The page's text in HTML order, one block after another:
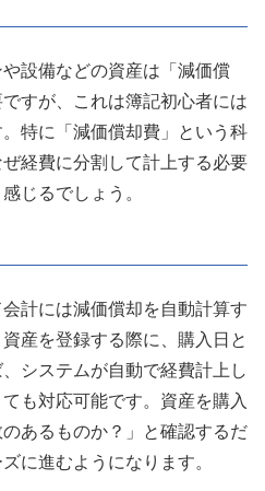
設備などの資産は「減価償
すが、これは簿記初心者には
特に「減価償却費」という科
経費に分割して計上する必要
じるでしょう。
計には減価償却を自動計算す
産を登録する際に、購入日と
システムが自動で経費計上し
も対応可能です。資産を購入
あるものか？」と確認するだ
に進むようになります。